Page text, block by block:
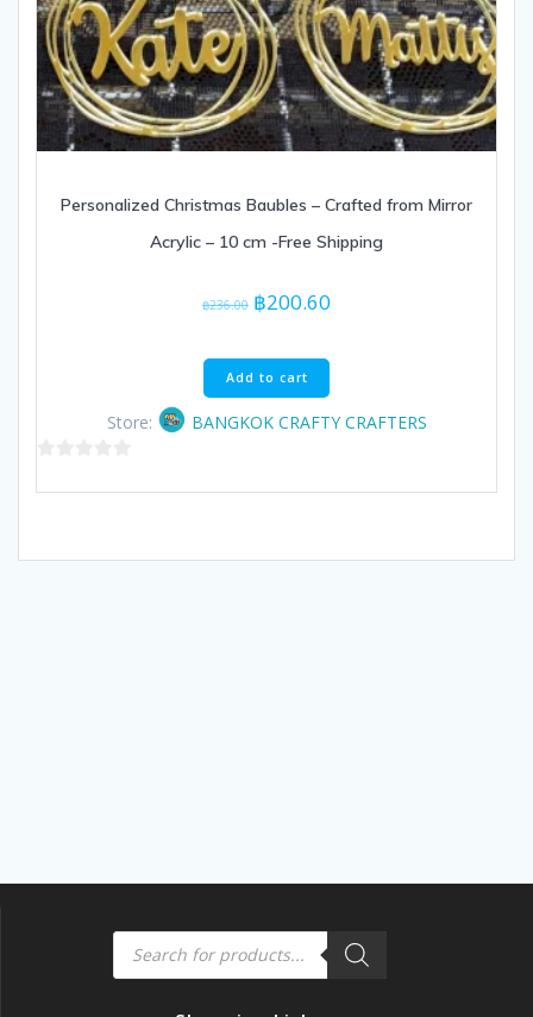
Personalized Christmas Baubles – Crafted from Mirror
Acrylic – 10 cm -Free Shipping
฿236.00 Original
฿236.00.
฿200.60
Add to cart
Store: BANGKOK CRAFTY CRAFTERS
Products
search